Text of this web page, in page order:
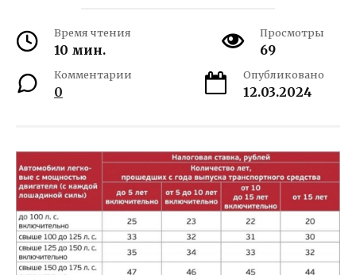
Время чтения
10 мин.
Просмотры
69
Комментарии
0
Опубликовано
12.03.2024